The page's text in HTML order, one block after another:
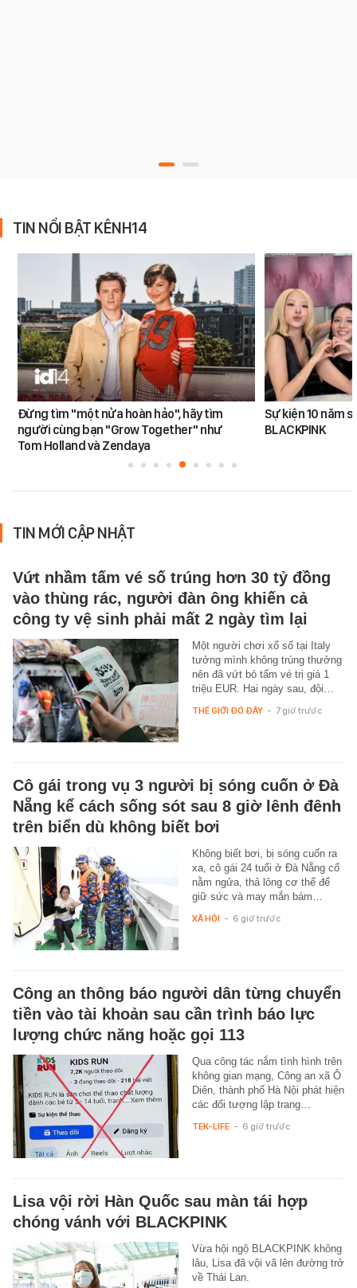
TIN NỔI BẬT KÊNH14
Đừng tìm "một nửa hoàn hảo", hãy tìm
người cùng bạn "Grow Together" như
Tom Holland và Zendaya
Sự kiện 10 năm
BLACKPINK
TIN MỚI CẬP NHẬT
Vứt nhầm tấm vé số trúng hơn 30 tỷ đồng
vào thùng rác, người đàn ông khiến cả
công ty vệ sinh phải mất 2 ngày tìm lại
Một người chơi xổ số tại Italy
tưởng mình không trúng thưởng
nên đã vứt bỏ tấm vé trị giá 1
triệu EUR. Hai ngày sau, đội…
THẾ GIỚI ĐÓ ĐÂY - 7 giờ trước
Cô gái trong vụ 3 người bị sóng cuốn ở Đà
Nẵng kể cách sống sót sau 8 giờ lênh đênh
trên biển dù không biết bơi
Không biết bơi, bị sóng cuốn ra
xa, cô gái 24 tuổi ở Đà Nẵng cố
nằm ngửa, thả lỏng cơ thể để
giữ sức và may mắn bám…
XÃ HỘI - 6 giờ trước
Công an thông báo người dân từng chuyển
tiền vào tài khoản sau cần trình báo lực
lượng chức năng hoặc gọi 113
Qua công tác nắm tình hình trên
không gian mạng, Công an xã Ô
Diên, thành phố Hà Nội phát hiện
các đối tượng lập trang…
TEK-LIFE - 6 giờ trước
Lisa vội rời Hàn Quốc sau màn tái hợp
chóng vánh với BLACKPINK
Vừa hội ngộ BLACKPINK không
lâu, Lisa đã vội vã lên đường trở
về Thái Lan.